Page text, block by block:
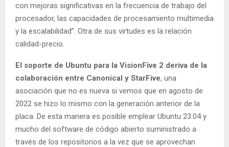
con mejoras significativas en la frecuencia de trabajo del
procesador, las capacidades de procesamiento multimedia
y la escalabilidad”. Otra de sus virtudes es la relación
calidad-precio.
El soporte de Ubuntu para la VisionFive 2 deriva de la
colaboración entre Canonical y StarFive, una
asociación que no es nueva si vemos que en agosto de
2022 se hizo lo mismo con la generación anterior de la
placa. De esta manera es posible emplear Ubuntu 23.04 y
mucho del software de código abierto suministrado a
través de los repositorios a la vez que se aprovechan